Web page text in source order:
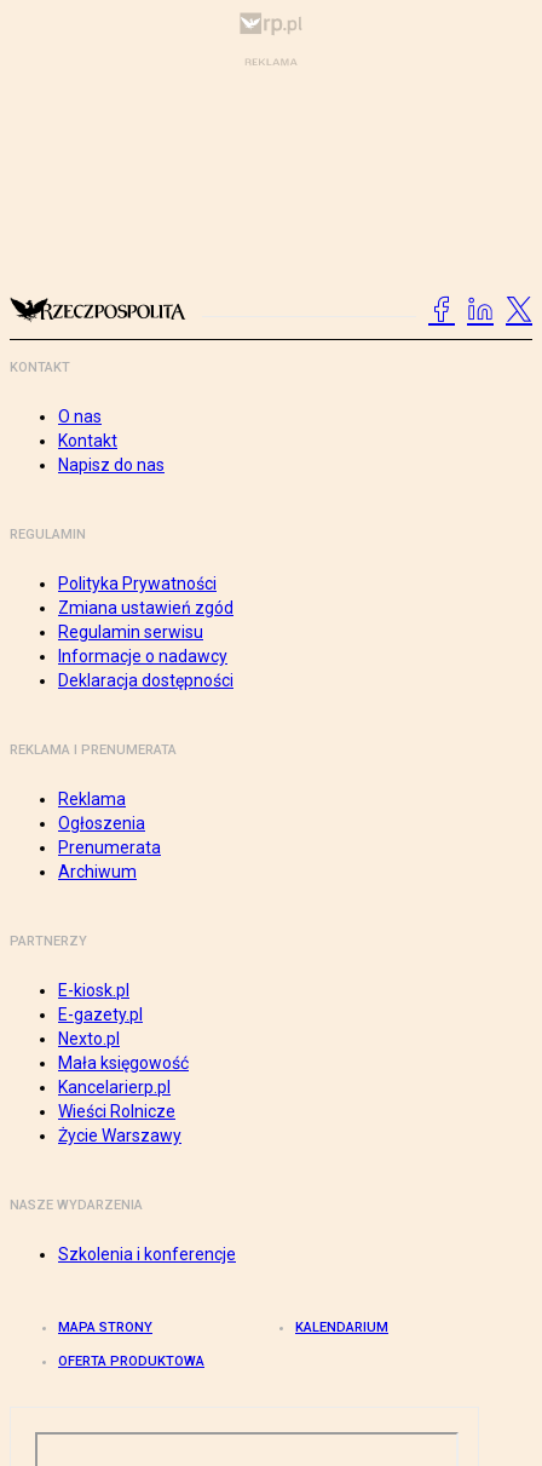
KONTAKT
O nas
Kontakt
Napisz do nas
REGULAMIN
Polityka Prywatności
Zmiana ustawień zgód
Regulamin serwisu
Informacje o nadawcy
Deklaracja dostępności
REKLAMA I PRENUMERATA
Reklama
Ogłoszenia
Prenumerata
Archiwum
PARTNERZY
E-kiosk.pl
E-gazety.pl
Nexto.pl
Mała księgowość
Kancelarierp.pl
Wieści Rolnicze
Życie Warszawy
NASZE WYDARZENIA
Szkolenia i konferencje
MAPA STRONY KALENDARIUM
OFERTA PRODUKTOWA